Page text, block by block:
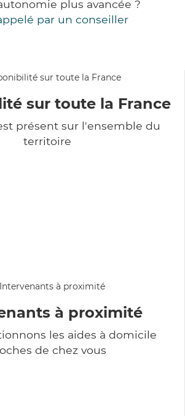
plus avancée ?
par un conseiller
sur toute la France
présent sur l'ensemble du
territoire
à proximité
les aides à domicile
de chez vous